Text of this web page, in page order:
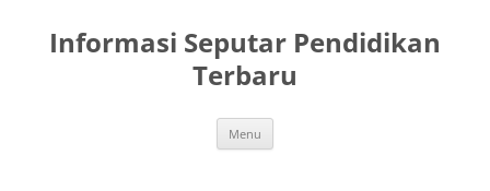
content
Informasi Seputar Pendidikan
Terbaru
Menu